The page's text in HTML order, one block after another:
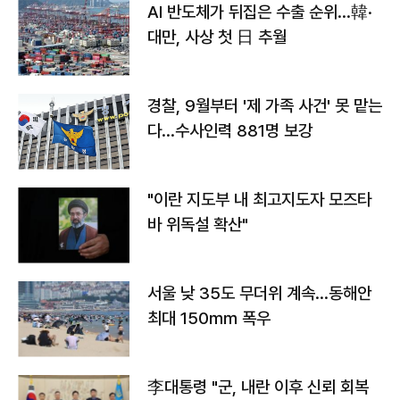
AI 반도체가 뒤집은 수출 순위…韓·
대만, 사상 첫 日 추월
경찰, 9월부터 '제 가족 사건' 못 맡는
다…수사인력 881명 보강
"이란 지도부 내 최고지도자 모즈타
바 위독설 확산"
서울 낮 35도 무더위 계속…동해안
최대 150㎜ 폭우
李대통령 "군, 내란 이후 신뢰 회복